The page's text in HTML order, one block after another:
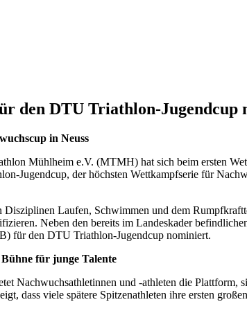
den DTU Triathlon-Jugendcup
in Neuss
Mühlheim e.V. (MTMH) hat sich beim ersten
Jugendcup, der höchsten Wettkampfserie für
Disziplinen Laufen, Schwimmen und dem
Neben den bereits im Landeskader
für den DTU Triathlon-Jugendcup nominiert.
für junge Talente
Nachwuchsathletinnen und -athleten die Plattform,
dass viele spätere Spitzenathleten ihre ersten